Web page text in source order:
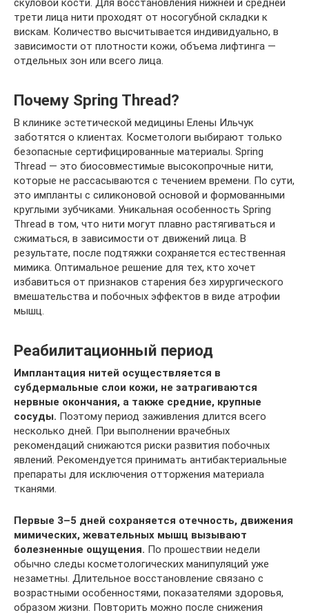
скуловой кости. Для восстановления нижней и средней
трети лица нити проходят от носогубной складки к
вискам. Количество высчитывается индивидуально, в
зависимости от плотности кожи, объема лифтинга —
отдельных зон или всего лица.
Почему Spring Thread?
В клинике эстетической медицины Елены Ильчук
заботятся о клиентах. Косметологи выбирают только
безопасные сертифицированные материалы. Spring
Thread — это биосовместимые высокопрочные нити,
которые не рассасываются с течением времени. По сути,
это импланты с силиконовой основой и формованными
круглыми зубчиками. Уникальная особенность Spring
Thread в том, что нити могут плавно растягиваться и
сжиматься, в зависимости от движений лица. В
результате, после подтяжки сохраняется естественная
мимика. Оптимальное решение для тех, кто хочет
избавиться от признаков старения без хирургического
вмешательства и побочных эффектов в виде атрофии
мышц.
Реабилитационный период
Имплантация нитей осуществляется в
субдермальные слои кожи, не затрагиваются
нервные окончания, а также средние, крупные
сосуды. Поэтому период заживления длится всего
несколько дней. При выполнении врачебных
рекомендаций снижаются риски развития побочных
явлений. Рекомендуется принимать антибактериальные
препараты для исключения отторжения материала
тканями.
Первые 3–5 дней сохраняется отечность, движения
мимических, жевательных мышц вызывают
болезненные ощущения. По прошествии недели
обычно следы косметологических манипуляций уже
незаметны. Длительное восстановление связано с
возрастными особенностями, показателями здоровья,
образом жизни. Повторить можно после снижения